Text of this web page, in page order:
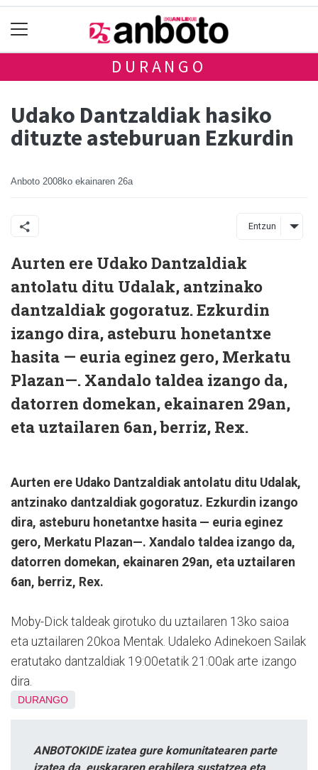
DURANGO
Udako Dantzaldiak hasiko
dituzte asteburuan Ezkurdin
Anboto 2008ko ekainaren 26a
Entzun
Aurten ere Udako Dantzaldiak
antolatu ditu Udalak, antzinako
dantzaldiak gogoratuz. Ezkurdin
izango dira, asteburu honetantxe
hasita — euria eginez gero, Merkatu
Plazan—. Xandalo taldea izango da,
datorren domekan, ekainaren 29an,
eta uztailaren 6an, berriz, Rex.
Aurten ere Udako Dantzaldiak antolatu ditu Udalak,
antzinako dantzaldiak gogoratuz. Ezkurdin izango
dira, asteburu honetantxe hasita — euria eginez
gero, Merkatu Plazan—. Xandalo taldea izango da,
datorren domekan, ekainaren 29an, eta uztailaren
6an, berriz, Rex.
Moby-Dick taldeak girotuko du uztailaren 13ko saioa
eta uztailaren 20koa Mentak. Udaleko Adinekoen Sailak
eratutako dantzaldiak 19:00etatik 21:00ak arte izango
dira.
DURANGO
ANBOTOKIDE izatea gure komunitatearen parte